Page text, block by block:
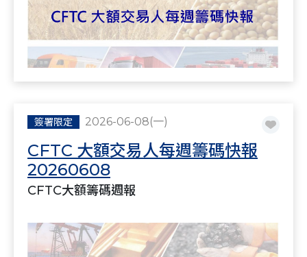
簽署限定 2026-06-08(一)
CFTC 大額交易人每週籌碼快報
20260608
CFTC大額籌碼週報